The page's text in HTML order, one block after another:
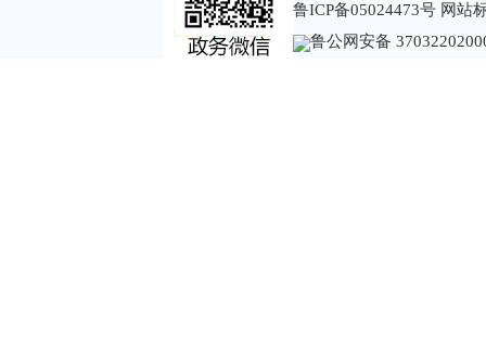
鲁ICP备05024473号 网站
鲁公网安备